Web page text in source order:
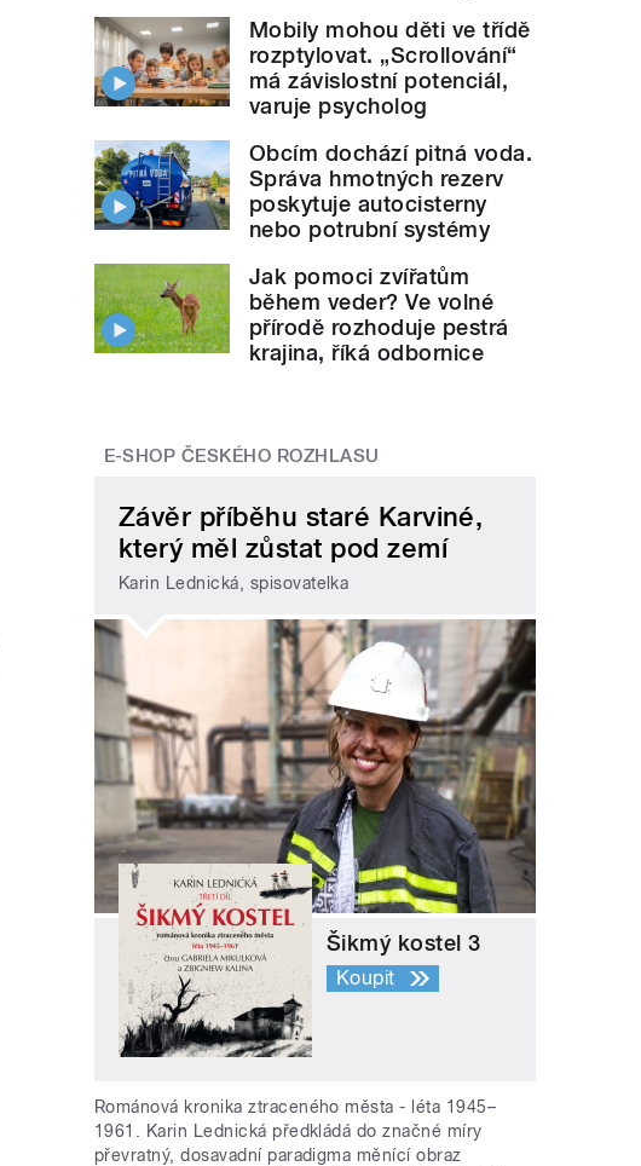
Mobily mohou děti ve třídě
rozptylovat. „Scrollování“
má závislostní potenciál,
varuje psycholog
Obcím dochází pitná voda.
Správa hmotných rezerv
poskytuje autocisterny
nebo potrubní systémy
Jak pomoci zvířatům
během veder? Ve volné
přírodě rozhoduje pestrá
krajina, říká odbornice
E-SHOP ČESKÉHO ROZHLASU
Závěr příběhu staré Karviné,
který měl zůstat pod zemí
Karin Lednická, spisovatelka
Šikmý kostel 3
Koupit
Románová kronika ztraceného města - léta 1945–
1961. Karin Lednická předkládá do značné míry
převratný, dosavadní paradigma měnící obraz